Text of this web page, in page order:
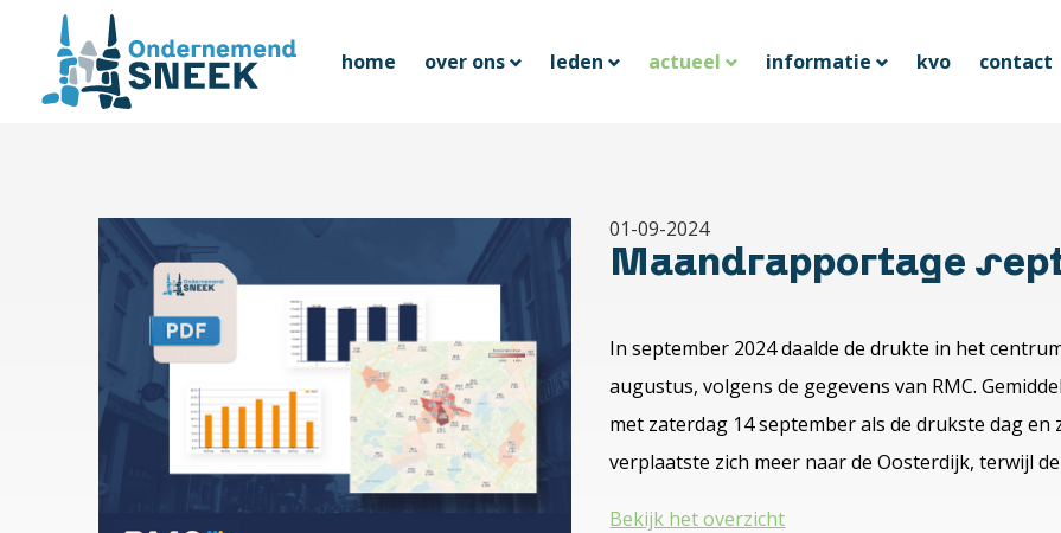
home over ons leden actueel informatie kvo contact
01-09-2024
Maandrapportage
In september 2024 daalde de drukte in het
augustus, volgens de gegevens van RMC.
met zaterdag 14 september als de drukste dag
verplaatste zich meer naar de Oosterdijk, terwijl
Bekijk het overzicht